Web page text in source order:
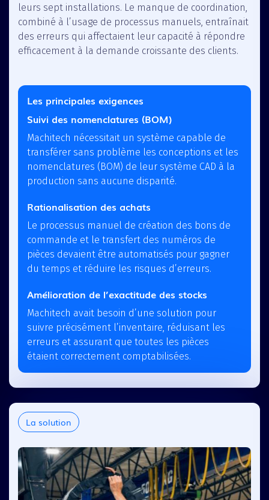
leurs sept installations. Le manque de coordination,
combiné à l’usage de processus manuels, entraînait
des erreurs qui affectaient leur capacité à répondre
efficacement à la demande croissante des clients.
Les principales exigences
Suivi des nomenclatures (BOM)
Machitech nécessitait un système capable de
transférer sans problème les conceptions et les
nomenclatures (BOM) de leur système CAD à la
production sans aucune disparité.
Rationalisation des achats
Le processus manuel de création des bons de
commande et le transfert des numéros de
pièces devaient être automatisés pour gagner
du temps et réduire les risques d’erreurs.
Amélioration de l’exactitude des stocks
Machitech avait besoin d’une solution pour
suivre précisément l’inventaire, réduisant les
erreurs et assurant que toutes les pièces
étaient correctement comptabilisées.
La solution